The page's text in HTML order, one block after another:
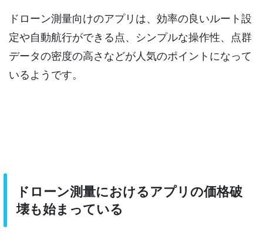
ドローン測量向けのアプリは、効率の良いルート設
定や自動航行ができる点、シンプルな操作性、点群
データの密度の高さなどが人気のポイントになって
いるようです。
ドローン測量におけるアプリの価格破
壊も始まっている